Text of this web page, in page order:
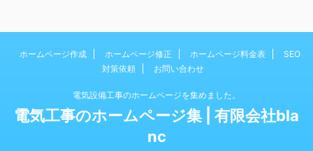
ホームページ作成 ホームページ修正 ホームページ料金表
SEO
対策依頼
お問い合わせ
電気設備工事のホームページを集めました。
電気工事のホームページ集 | 有限会社bla
nc